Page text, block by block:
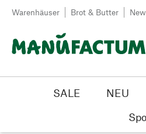
Zum Inhalt springen
Warenhäuser Brot & Butter
SALE NEU